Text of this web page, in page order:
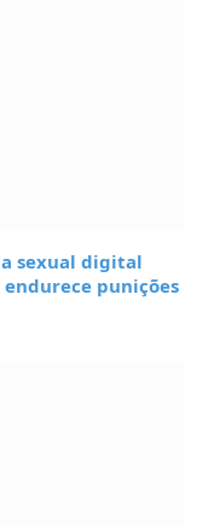
sexual digital
punições